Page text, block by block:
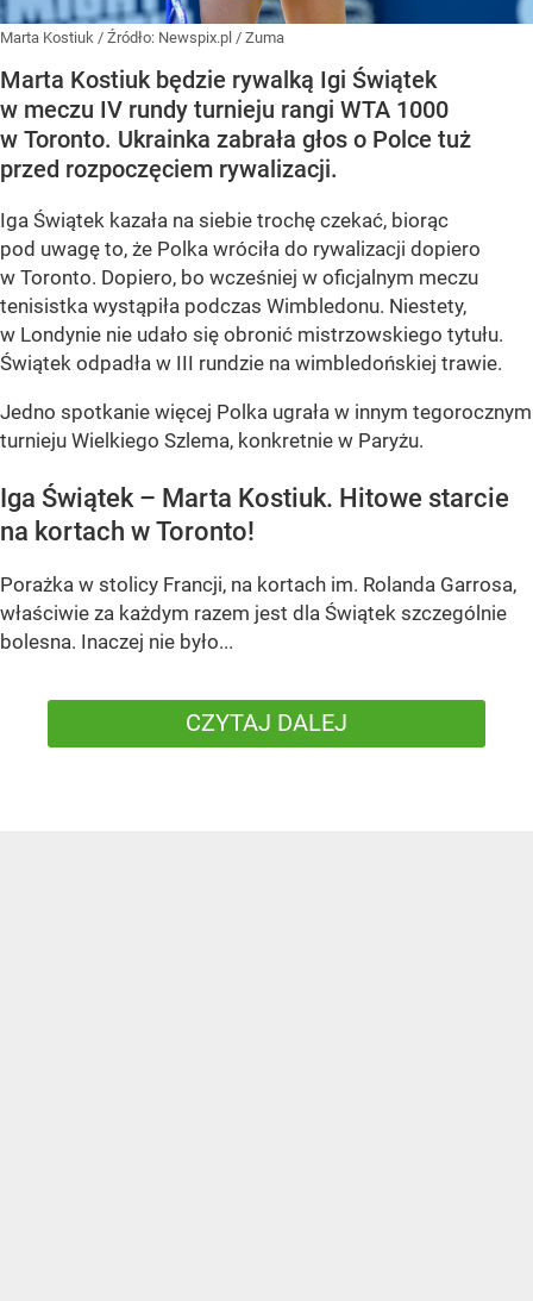
Marta Kostiuk / Źródło: Newspix.pl / Zuma
Marta Kostiuk będzie rywalką Igi Świątek
w meczu IV rundy turnieju rangi WTA 1000
w Toronto. Ukrainka zabrała głos o Polce tuż
przed rozpoczęciem rywalizacji.
Iga Świątek kazała na siebie trochę czekać, biorąc
pod uwagę to, że Polka wróciła do rywalizacji dopiero
w Toronto. Dopiero, bo wcześniej w oficjalnym meczu
tenisistka wystąpiła podczas Wimbledonu. Niestety,
w Londynie nie udało się obronić mistrzowskiego tytułu.
Świątek odpadła w III rundzie na wimbledońskiej trawie.
Jedno spotkanie więcej Polka ugrała w innym tegorocznym
turnieju Wielkiego Szlema, konkretnie w Paryżu.
Iga Świątek – Marta Kostiuk. Hitowe starcie
na kortach w Toronto!
Porażka w stolicy Francji, na kortach im. Rolanda Garrosa,
właściwie za każdym razem jest dla Świątek szczególnie
bolesna. Inaczej nie było...
CZYTAJ DALEJ